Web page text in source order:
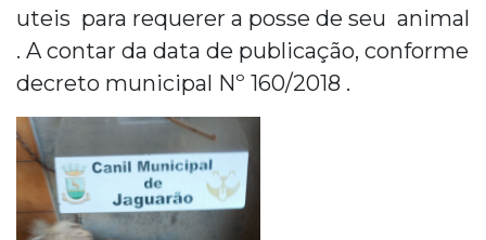
uteis para requerer a posse de seu animal
. A contar da data de publicação, conforme
decreto municipal Nº 160/2018 .